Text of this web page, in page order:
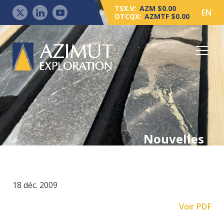
TSX.V: AZM $0.00
OTCQX: AZMTF $0.00 EN
Nouvelles
18 déc. 2009
Voir PDF